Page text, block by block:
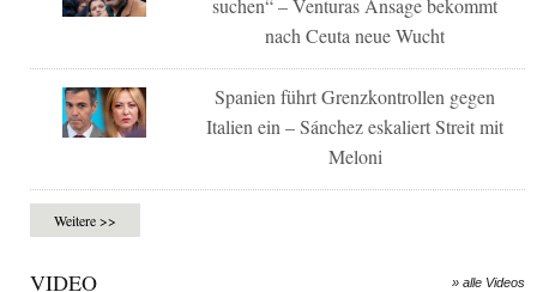
suchen“ – Venturas Ansage bekommt
nach Ceuta neue Wucht
Spanien führt Grenzkontrollen gegen
Italien ein – Sánchez eskaliert Streit mit
Meloni
Weitere >>
VIDEO » alle Videos